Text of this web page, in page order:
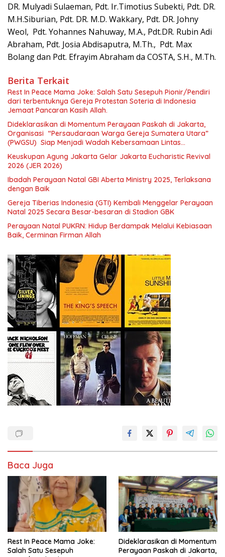
DR. Mulyadi Sulaeman, Pdt. Ir.Timotius Subekti, Pdt. DR.
M.H.Siburian, Pdt. DR. M.D. Wakkary, Pdt. DR. Johny
Weol, Pdt. Yohannes Nahuway, M.A., Pdt.DR. Rubin Adi
Abraham, Pdt. Josia Abdisaputra, M.Th., Pdt. Max
Bolang dan Pdt. Efrayim Abraham da COSTA, S.H., M.Th.
Berita Terkait
Rest In Peace Mama Joke: Salah Satu Sesepuh Pionir/Pendiri
dari terbentuknya Gereja Protestan Soteria di Indonesia
Jemaat Pancaran Kasih Allah.
Dideklarasikan di Momentum Perayaan Paskah di Jakarta,
Organisasi “Persaudaraan Warga Gereja Sumatera Utara”
(PWGSU) Siap Menjadi Wadah Kebersamaan Lintas
Denominasi untuk Menghimpun Potensi Warga Gereja
Diaspora untuk Menjawab Tantangan Sosial Bangsa
Keuskupan Agung Jakarta Gelar Jakarta Eucharistic Revival
2026 (JER 2026)
Ibadah Perayaan Natal GBI Aberta Ministry 2025, Terlaksana
dengan Baik
Gereja Tiberias Indonesia (GTI) Kembali Menggelar Perayaan
Natal 2025 Secara Besar-besaran di Stadion GBK
Perayaan Natal PUKRN: Hidup Berdampak Melalui Kebiasaan
Baik, Cerminan Firman Allah
Baca Juga
Rest In Peace Mama Joke:
Salah Satu Sesepuh
Dideklarasikan di Momentum
Perayaan Paskah di Jakarta,